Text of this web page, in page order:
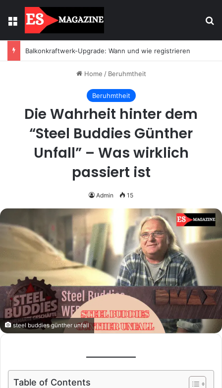
Menu
Balkonkraftwerk-Upgrade: Wann und wie registrieren
Home / Beruhmtheit
Beruhmtheit
Die Wahrheit hinter dem
“Steel Buddies Günther
Unfall” – Was wirklich
passiert ist
Admin 15
steel buddies günther unfall
Table of Contents